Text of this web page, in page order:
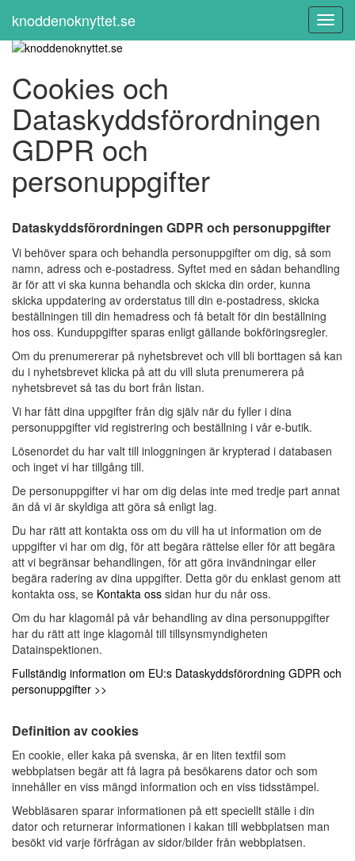
knoddenoknyttet.se
Cookies och
Dataskyddsförordningen
GDPR och
personuppgifter
Dataskyddsförordningen GDPR och personuppgifter
Vi behöver spara och behandla personuppgifter om dig, så som
namn, adress och e-postadress. Syftet med en sådan behandling
är för att vi ska kunna behandla och skicka din order, kunna
skicka uppdatering av orderstatus till din e-postadress, skicka
beställningen till din hemadress och få betalt för din beställning
hos oss. Kunduppgifter sparas enligt gällande bokföringsregler.
Om du prenumererar på nyhetsbrevet och vill bli borttagen så kan
du i nyhetsbrevet klicka på att du vill sluta prenumerera på
nyhetsbrevet så tas du bort från listan.
Vi har fått dina uppgifter från dig själv när du fyller i dina
personuppgifter vid registrering och beställning i vår e-butik.
Lösenordet du har valt till inloggningen är krypterad i databasen
och inget vi har tillgång till.
De personuppgifter vi har om dig delas inte med tredje part annat
än då vi är skyldiga att göra så enligt lag.
Du har rätt att kontakta oss om du vill ha ut information om de
uppgifter vi har om dig, för att begära rättelse eller för att begära
att vi begränsar behandlingen, för att göra invändningar eller
begära radering av dina uppgifter. Detta gör du enklast genom att
kontakta oss, se Kontakta oss sidan hur du når oss.
Om du har klagomål på vår behandling av dina personuppgifter
har du rätt att inge klagomål till tillsynsmyndigheten
Datainspektionen.
Fullständig information om EU:s Dataskyddsförordning GDPR och
personuppgifter >>
Definition av cookies
En cookie, eller kaka på svenska, är en liten textfil som
webbplatsen begär att få lagra på besökarens dator och som
innehåller en viss mängd information och en viss tidsstämpel.
Webbläsaren sparar informationen på ett speciellt ställe i din
dator och returnerar informationen i kakan till webbplatsen man
besökt vid varje förfrågan av sidor/bilder från webbplatsen.